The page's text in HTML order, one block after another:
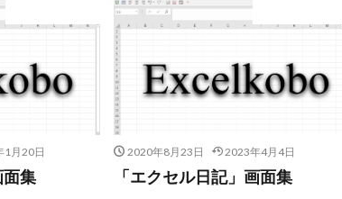
1月20日
面集
2020年8月23日 2023年4月4日
「エクセル日記」画面集
ンストラクター
ホテル旅館宿泊業 マクロ設定 メル
#片山俊 #片山俊幸 #粗悪品 Access Access
ChatGPT Claude Complete Bach Works
Johann Joachim Quantz SQLサー
レイアウト 不動産ソフト #weiss 経理システム
科医院 源泉所得税 無料